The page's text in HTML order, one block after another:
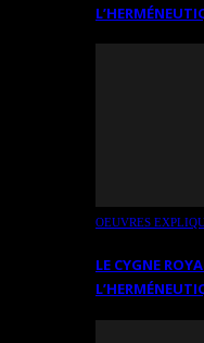
OEUVRES
LE CYGNE